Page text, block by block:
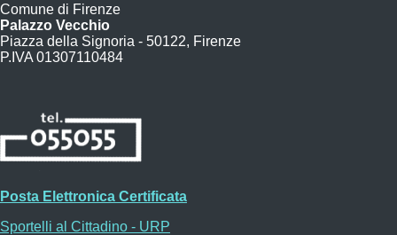
Comune di Firenze
Palazzo Vecchio
Piazza della Signoria - 50122, Firenze
P.IVA 01307110484
Posta Elettronica Certificata
Sportelli al Cittadino - URP